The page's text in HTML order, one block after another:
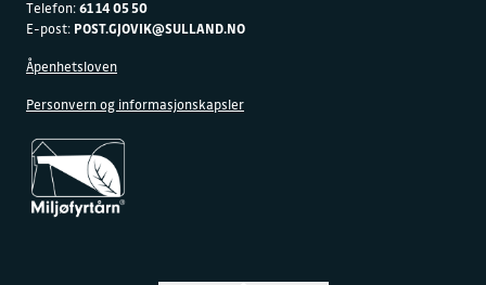
Telefon:61 14 05 50
E-post: POST.GJOVIK@SULLAND.NO
Åpenhetsloven
Personvern og informasjonskapsler